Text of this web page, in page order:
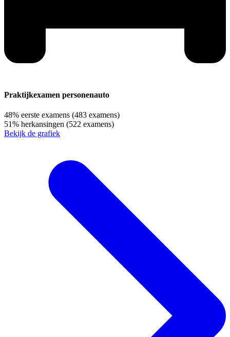
Praktijkexamen personenauto
48% eerste examens (483 examens)
51% herkansingen (522 examens)
Bekijk de grafiek